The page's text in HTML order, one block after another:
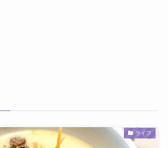
ライフ